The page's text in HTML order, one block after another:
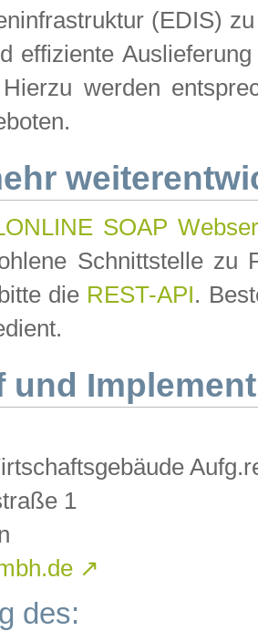
(EDIS)
effiziente
werden
SOAP
Schnittstelle zu
die REST-API.
und
1
↗
des: